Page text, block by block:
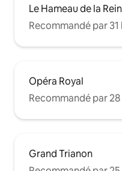
Le Hameau de la
Recommandé par
Opéra Royal
Recommandé par
Grand Trianon